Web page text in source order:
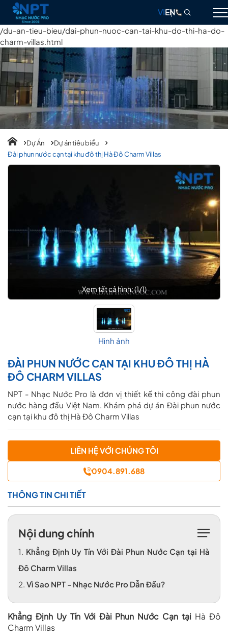
GIỚI THIỆU
NHẠC NƯỚC
ĐÀI PHUN NƯỚC
THIẾT BỊ
DỰ ÁN
THIẾT KẾ & THI CÔNG
VIEN
/du-an-tieu-bieu/dai-phun-nuoc-can-tai-khu-do-thi-ha-do-
charm-villas.html
Dự Án
Dự án tiêu biểu
Đài phun nước cạn tại khu đô thị Hà Đô Charm Villas
Xem tất cả hình: (1/1)
Hình ảnh
ĐÀI PHUN NƯỚC CẠN TẠI KHU ĐÔ THỊ HÀ
ĐÔ CHARM VILLAS
NPT - Nhạc Nước Pro là đơn vị thiết kế thi công đài phun
nước hàng đầu Việt Nam. Khám phá dự án Đài phun nước
cạn tại khu đô thị Hà Đô Charm Villas
LIÊN HỆ VỚI CHÚNG TÔI
0904.891.688
THÔNG TIN CHI TIẾT
Nội dung chính
1. Khẳng Định Uy Tín Với Đài Phun Nước Cạn tại Hà
Đô Charm Villas
2. Vì Sao NPT - Nhạc Nước Pro Dẫn Đầu?
Khẳng Định Uy Tín Với Đài Phun Nước Cạn tại Hà Đô
Charm Villas